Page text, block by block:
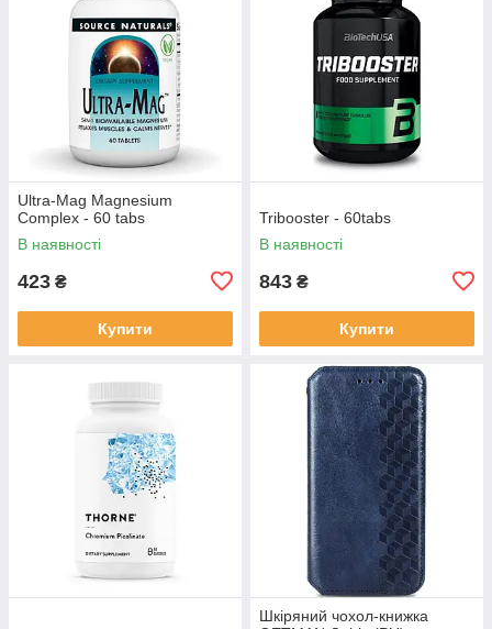
Ultra-Mag Magnesium
Complex - 60 tabs
В наявності
423 ₴
Купити
Tribooster - 60tabs
В наявності
843 ₴
Купити
Шкіряний чохол-книжка